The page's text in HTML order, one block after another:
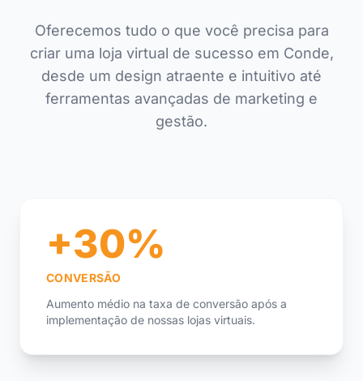
Oferecemos tudo o que você precisa para
criar uma loja virtual de sucesso em Conde,
desde um design atraente e intuitivo até
ferramentas avançadas de marketing e
gestão.
+30%
CONVERSÃO
Aumento médio na taxa de conversão após a
implementação de nossas lojas virtuais.